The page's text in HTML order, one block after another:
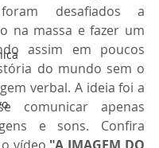
desafiados a
na massa e fazer um
assim em poucos
do mundo sem o
verbal. A ideia foi a
comunicar apenas
e sons. Confira
vídeo "A IMAGEM DO